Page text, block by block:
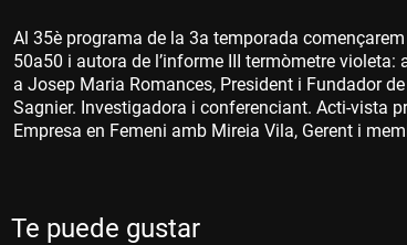
Al 35è programa de la 3a temporada
50a50 i autora de l’informe III termòmetre
a Josep Maria Romances, President i Fundador
Sagnier. Investigadora i conferenciant. Acti-vista
Empresa en Femeni amb Mireia Vila, Gerent i
Te puede gustar